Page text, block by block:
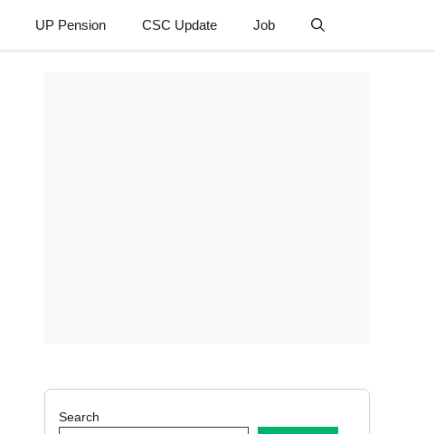
UP Pension CSC Update Job
Search